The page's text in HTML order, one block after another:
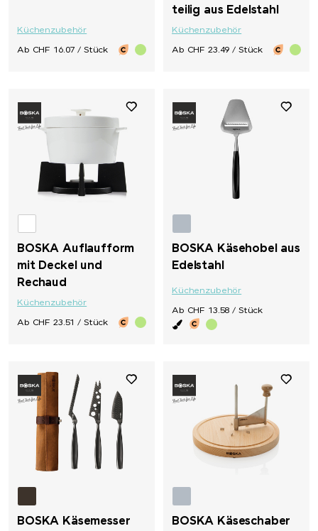
Küchenzubehör
Ab CHF 16.07 / Stück
teilig aus Edelstahl
Küchenzubehör
Ab CHF 23.49 / Stück
BOSKA Auflaufform
mit Deckel und
Rechaud
Küchenzubehör
Ab CHF 23.51 / Stück
BOSKA Käsehobel aus
Edelstahl
Küchenzubehör
Ab CHF 13.58 / Stück
BOSKA Käsemesser
BOSKA Käseschaber
SKROSS®
Sol's
STABILO
Stanley 1913
SWIZA®
TEE JAYS
Thule
Tic Tac
Toblerone